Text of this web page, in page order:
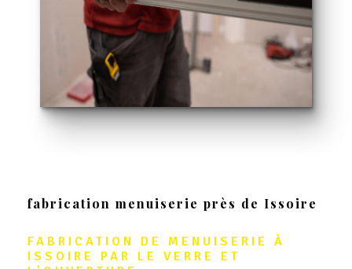
fabrication menuiserie près de Issoire
FABRICATION DE MENUISERIE À
ISSOIRE PAR LE VERRE ET